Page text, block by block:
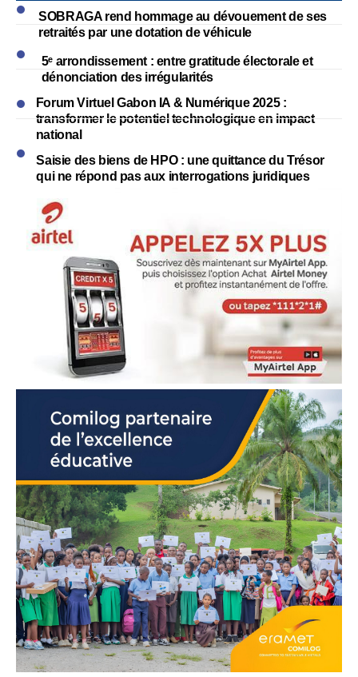
SOBRAGA rend hommage au dévouement de ses
retraités par une dotation de véhicule
5ᵉ arrondissement : entre gratitude électorale et
dénonciation des irrégularités
Forum Virtuel Gabon IA & Numérique 2025 :
transformer le potentiel technologique en impact
national
Saisie des biens de HPO : une quittance du Trésor
qui ne répond pas aux interrogations juridiques